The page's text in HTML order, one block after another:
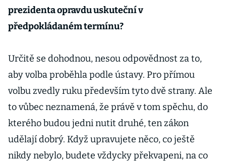
prezidenta opravdu uskuteční v
předpokládaném termínu?
Určitě se dohodnou, nesou odpovědnost za to,
aby volba proběhla podle ústavy. Pro přímou
volbu zvedly ruku především tyto dvě strany. Ale
to vůbec neznamená, že právě v tom spěchu, do
kterého budou jedni nutit druhé, ten zákon
udělají dobrý. Když upravujete něco, co ještě
nikdy nebylo, budete vždycky překvapeni, na co